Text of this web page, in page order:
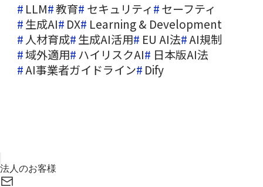
LLM 教育 セキュリティ
セーフティ
生成AI
DX
Learning & Development
人材育成 生成AI活用 EU AI法 AI規制
域外適用 ハイリスクAI
日本版AI法
AI事業者ガイドライン
Dify
法人のお客様